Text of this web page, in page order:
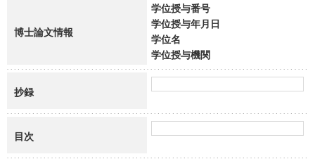
博士論文情報
学位授与番号
学位授与年月日
学位名
学位授与機関
抄録
目次